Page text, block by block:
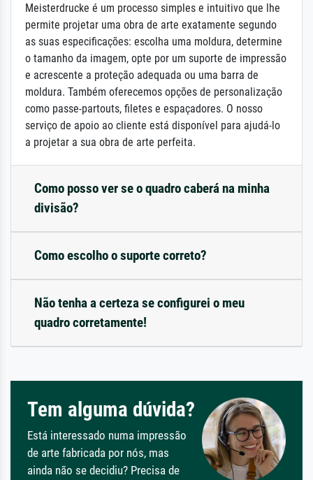
Meisterdrucke é um processo simples e intuitivo que lhe
permite projetar uma obra de arte exatamente segundo
as suas especificações: escolha uma moldura, determine
o tamanho da imagem, opte por um suporte de impressão
e acrescente a proteção adequada ou uma barra de
moldura. Também oferecemos opções de personalização
como passe-partouts, filetes e espaçadores. O nosso
serviço de apoio ao cliente está disponível para ajudá-lo
a projetar a sua obra de arte perfeita.
Como posso ver se o quadro caberá na minha
divisão?
Como escolho o suporte correto?
Não tenha a certeza se configurei o meu
quadro corretamente!
Tem alguma dúvida?
Está interessado numa impressão
de arte fabricada por nós, mas
ainda não se decidiu? Precisa de